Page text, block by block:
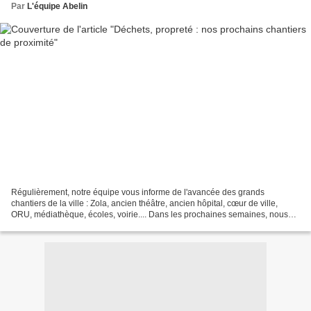
Par L'équipe Abelin
Régulièrement, notre équipe vous informe de l'avancée des grands
chantiers de la ville : Zola, ancien théâtre, ancien hôpital, cœur de ville,
ORU, médiathèque, écoles, voirie.... Dans les prochaines semaines, nous